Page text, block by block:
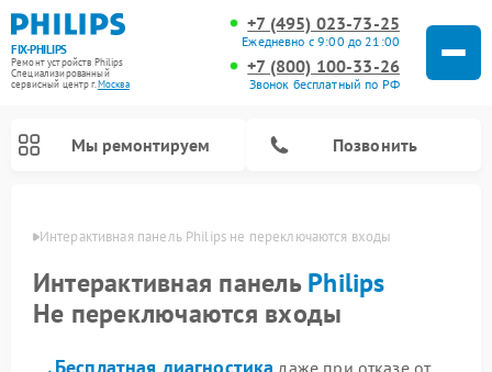
FIX-PHILIPS
Ремонт устройств Philips
Специализированный
cервисный центр г.Москва
+7 (495) 023-73-25
Ежедневно с 9:00 до 21:00
+7 (800) 100-33-26
Звонок бесплатный по РФ
Мы ремонтируем Позвонить
Интерактивная панель Philips не переключаются входы
Интерактивная панельPhilips
Не переключаются входы
даже при отказе от